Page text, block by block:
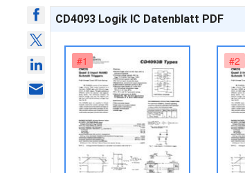
CD4093 Logik IC Datenblatt PDF
#1 #2